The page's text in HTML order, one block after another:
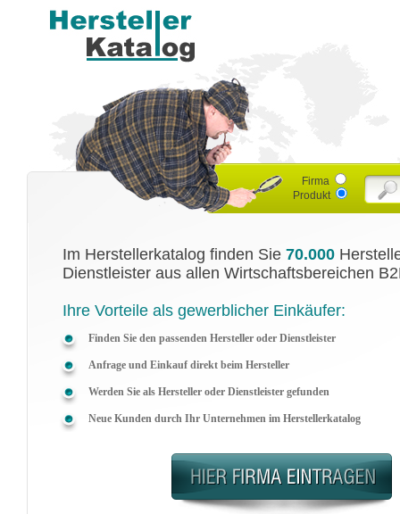
Firma
Produkt
Im Herstellerkatalog finden Sie 70.000
Dienstleister aus allen Wirtschaftsbereichen
Ihre Vorteile als gewerblicher Einkäufer:
Finden Sie den passenden Hersteller oder Dienstleister
Anfrage und Einkauf direkt beim Hersteller
Werden Sie als Hersteller oder Dienstleister gefunden
Neue Kunden durch Ihr Unternehmen im Herstellerkatalog